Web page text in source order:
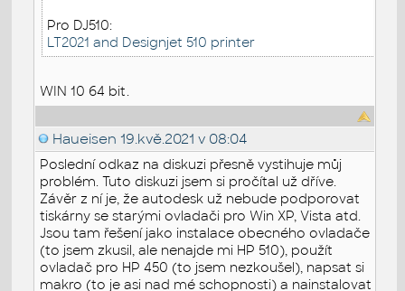
Pro DJ510:
LT2021 and Designjet 510 printer
WIN 10 64 bit.
Haueisen 19.kvě.2021 v 08:04
Poslední odkaz na diskuzi přesně vystihuje můj
problém. Tuto diskuzi jsem si pročítal už dříve.
Závěr z ní je, že autodesk už nebude podporovat
tiskárny se starými ovladači pro Win XP, Vista atd.
Jsou tam řešení jako instalace obecného ovladače
(to jsem zkusil, ale nenajde mi HP 510), použít
ovladač pro HP 450 (to jsem nezkoušel), napsat si
makro (to je asi nad mé schopnosti) a nainstalovat